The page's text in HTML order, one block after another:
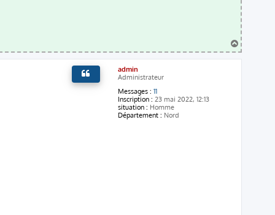
H
a
u
admin
Administrateur
Messages : 11
Inscription : 23 mai 2022, 12:13
situation : Homme
Département : Nord